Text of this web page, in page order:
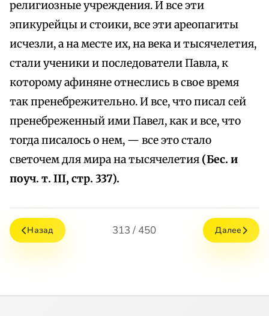
религиозные учреждения. И все эти
эпикурейцы и стоики, все эти ареопагиты
исчезли, а на месте их, на века и тысячелетия,
стали ученики и последователи Павла, к
которому афиняне отнеслись в свое время
так пренебрежительно. И все, что писал сей
пренебреженный ими Павел, как и все, что
тогда писалось о нем, — все это стало
светочем для мира на тысячелетия (Бес. и
поуч. т. III, стр. 337).
Назад 313 / 450 Далее